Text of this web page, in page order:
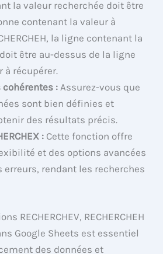
la valeur recherchée doit être
contenant la valeur à
la ligne contenant la
être au-dessus de la ligne
à récupérer.
cohérentes :Assurez-vous que
sont bien définies et
des résultats précis.
: Cette fonction offre
et des options avancées
erreurs, rendant les recherches
RECHERCHEV, RECHERCHEH
Google Sheets est essentiel
des données et